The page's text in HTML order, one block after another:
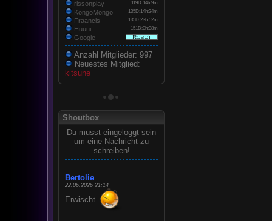
rissonplay 119D:14h:9m
KongoMongo 135D:14h:24m
Fraancis 135D:23h:52m
Huuui 151D:0h:38m
Google
Anzahl Mitglieder: 997
Neuestes Mitglied:
kitsune
Shoutbox
Du musst eingeloggt sein
um eine Nachricht zu
schreiben!
Bertolie
22.06.2026 21:14
Erwischt